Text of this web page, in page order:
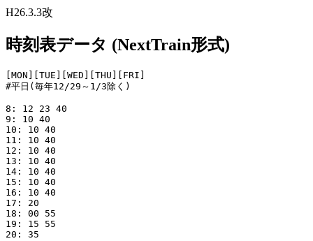
H26.3.3改
時刻表データ (NextTrain形式)
[MON][TUE][WED][THU][FRI]
#平日(毎年12/29～1/3除く)
8: 12 23 40
9: 10 40
10: 10 40
11: 10 40
12: 10 40
13: 10 40
14: 10 40
15: 10 40
16: 10 40
17: 20
18: 00 55
19: 15 55
20: 35